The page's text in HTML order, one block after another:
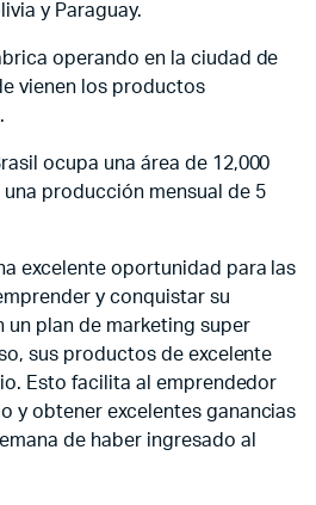
y Paraguay.
operando en la ciudad de
vienen los productos
ocupa una área de 12,000
producción mensual de 5
excelente oportunidad para las
y conquistar su
un plan de marketing super
sus productos de excelente
Esto facilita al emprendedor
y obtener excelentes ganancias
de haber ingresado al